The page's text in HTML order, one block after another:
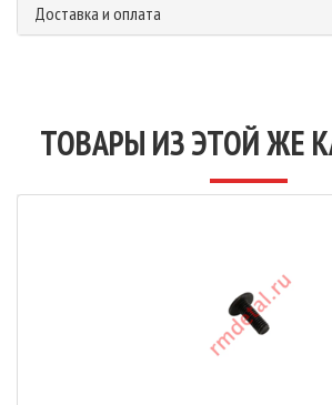
Доставка и оплата
ТОВАРЫ ИЗ ЭТОЙ ЖЕ